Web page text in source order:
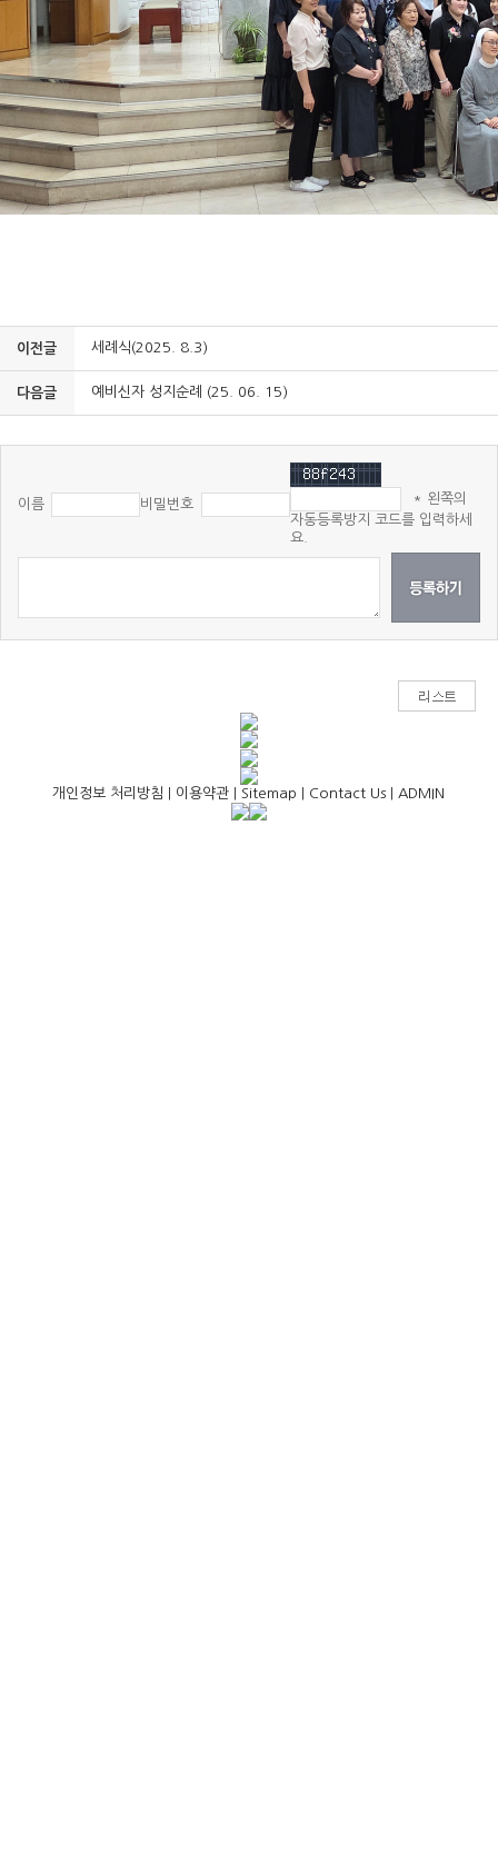
이전글 세례식(2025. 8.3)
다음글 예비신자 성지순례 (25. 06. 15)
이름 비밀번호
* 왼쪽의
자동등록방지 코드를 입력하세
요.
개인정보 처리방침 이용약관 Sitemap Contact Us ADMIN